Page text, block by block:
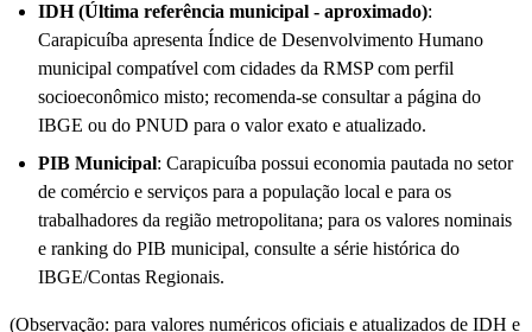
IDH (Última referência municipal - aproximado):
Carapicuíba apresenta Índice de Desenvolvimento Humano
municipal compatível com cidades da RMSP com perfil
socioeconômico misto; recomenda-se consultar a página do
IBGE ou do PNUD para o valor exato e atualizado.
PIB Municipal: Carapicuíba possui economia pautada no setor
de comércio e serviços para a população local e para os
trabalhadores da região metropolitana; para os valores nominais
e ranking do PIB municipal, consulte a série histórica do
IBGE/Contas Regionais.
(Observação: para valores numéricos oficiais e atualizados de IDH e